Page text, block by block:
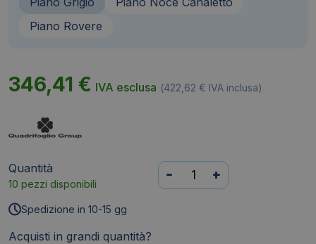
Piano Rovere
346,41 € IVA esclusa (422,62 € IVA inclusa)
Quantità
10 pezzi disponibili
Scrivania
angolare
- +
Spedizione in 10-15 gg
Acquisti in grandi quantità?